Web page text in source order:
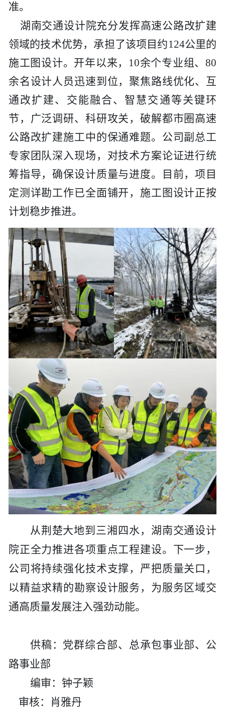
准。
湖南交通设计院充分发挥高速公路改扩建
领域的技术优势，承担了该项目约124公里的
施工图设计。开年以来，10余个专业组、80
余名设计人员迅速到位，聚焦路线优化、互
通改扩建、交能融合、智慧交通等关键环
节，广泛调研、科研攻关，破解都市圈高速
公路改扩建施工中的保通难题。公司副总工
专家团队深入现场，对技术方案论证进行统
筹指导，确保设计质量与进度。目前，项目
定测详勘工作已全面铺开，施工图设计正按
计划稳步推进。
从荆楚大地到三湘四水，湖南交通设计
院正全力推进各项重点工程建设。下一步，
公司将持续强化技术支撑，严把质量关口，
以精益求精的勘察设计服务，为服务区域交
通高质量发展注入强劲动能。
供稿：党群综合部、总承包事业部、公
路事业部
编审：钟子颖
审核：肖雅丹